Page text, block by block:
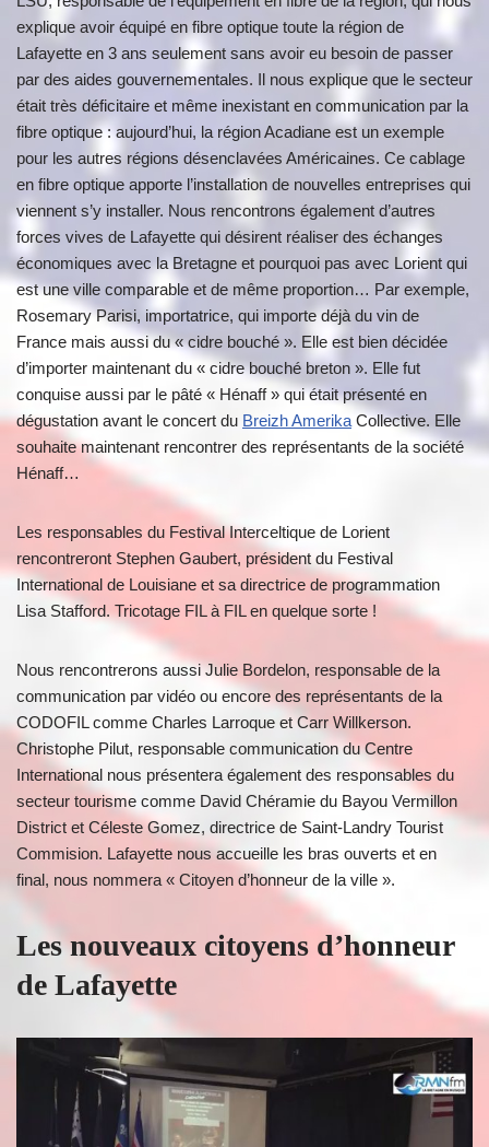
explique avoir équipé en fibre optique toute la région de
Lafayette en 3 ans seulement sans avoir eu besoin de passer
par des aides gouvernementales. Il nous explique que le secteur
était très déficitaire et même inexistant en communication par la
fibre optique : aujourd’hui, la région Acadiane est un exemple
pour les autres régions désenclavées Américaines. Ce cablage
en fibre optique apporte l’installation de nouvelles entreprises qui
viennent s’y installer. Nous rencontrons également d’autres
forces vives de Lafayette qui désirent réaliser des échanges
économiques avec la Bretagne et pourquoi pas avec Lorient qui
est une ville comparable et de même proportion… Par exemple,
Rosemary Parisi, importatrice, qui importe déjà du vin de
France mais aussi du « cidre bouché ». Elle est bien décidée
d’importer maintenant du « cidre bouché breton ». Elle fut
conquise aussi par le pâté « Hénaff » qui était présenté en
dégustation avant le concert du Breizh Amerika Collective. Elle
souhaite maintenant rencontrer des représentants de la société
Hénaff…
Les responsables du Festival Interceltique de Lorient
rencontreront Stephen Gaubert, président du Festival
International de Louisiane et sa directrice de programmation
Lisa Stafford. Tricotage FIL à FIL en quelque sorte !
Nous rencontrerons aussi Julie Bordelon, responsable de la
communication par vidéo ou encore des représentants de la
CODOFIL comme Charles Larroque et Carr Willkerson.
Christophe Pilut, responsable communication du Centre
International nous présentera également des responsables du
secteur tourisme comme David Chéramie du Bayou Vermillon
District et Céleste Gomez, directrice de Saint-Landry Tourist
Commision. Lafayette nous accueille les bras ouverts et en
final, nous nommera « Citoyen d’honneur de la ville ».
Les nouveaux citoyens d’honneur
de Lafayette